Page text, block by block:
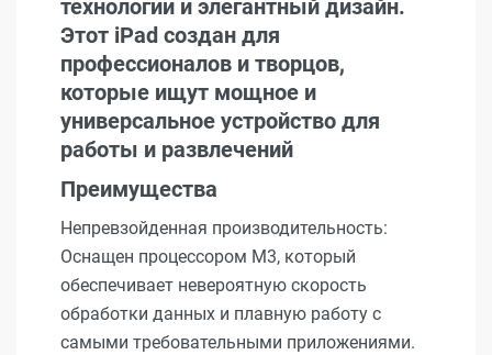
технологии и элегантный дизайн.
Этот iPad создан для
профессионалов и творцов,
которые ищут мощное и
универсальное устройство для
работы и развлечений
Преимущества
Непревзойденная производительность:
Оснащен процессором M3, который
обеспечивает невероятную скорость
обработки данных и плавную работу с
самыми требовательными приложениями.